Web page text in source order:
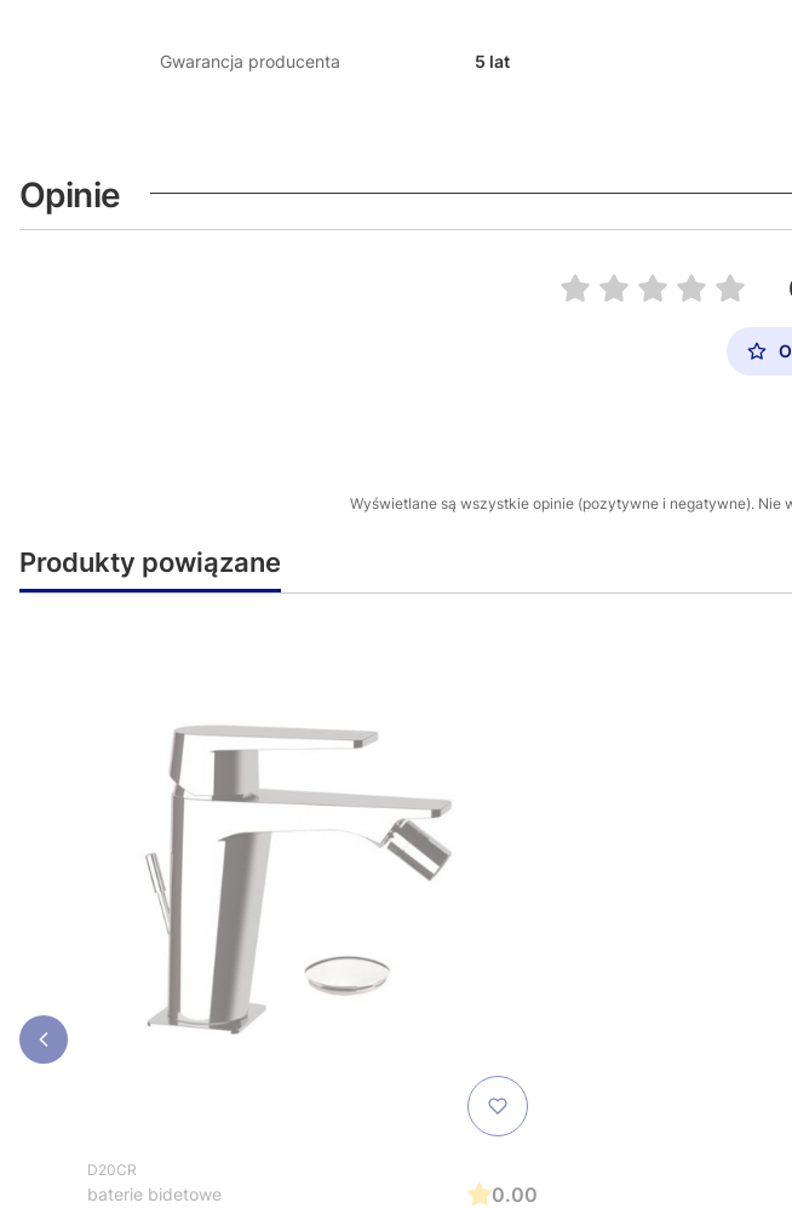
Gwarancja producenta 5 lat
Opinie
Wyświetlane są wszystkie opinie (pozytywne i negatywne).
Produkty powiązane
D20CR
baterie bidetowe
0.00